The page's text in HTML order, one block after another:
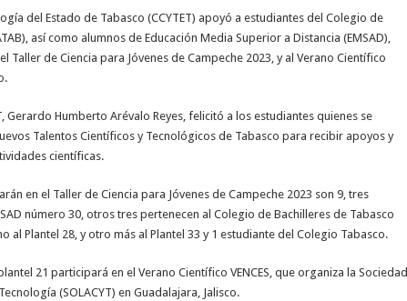
del Estado de Tabasco (CCYTET) apoyó a estudiantes del Colegio de
así como alumnos de Educación Media Superior a Distancia (EMSAD),
Taller de Ciencia para Jóvenes de Campeche 2023, y al Verano Científico
Gerardo Humberto Arévalo Reyes, felicitó a los estudiantes quienes se
Talentos Científicos y Tecnológicos de Tabasco para recibir apoyos y
científicas.
en el Taller de Ciencia para Jóvenes de Campeche 2023 son 9, tres
número 30, otros tres pertenecen al Colegio de Bachilleres de Tabasco
al Plantel 28, y otro más al Plantel 33 y 1 estudiante del Colegio Tabasco.
21 participará en el Verano Científico VENCES, que organiza la Sociedad
(SOLACYT) en Guadalajara, Jalisco.